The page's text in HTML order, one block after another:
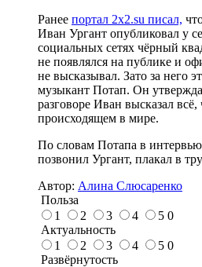
Ранее портал 2x2.su писал,
Иван Ургант опубликовал у
социальных сетях чёрный
не появлялся на публике и
не высказывал. Зато за него
музыкант Потап. Он
разговоре Иван высказал всё,
происходящем в мире.
По словам Потапа в
позвонил Ургант, плакал в
Автор: Алина Слюсаренко
Польза
1
2 3 4 5 0
Актуальность
1
2 3 4 5 0
Развёрнутость